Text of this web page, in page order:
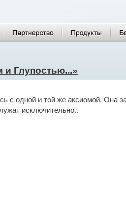
и Глупостью...»
с одной и той же аксиомой. Она
исключительно..